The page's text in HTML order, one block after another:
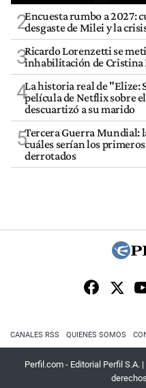
2Encuesta rumbo a 2027:
desgaste de Milei y la
3Ricardo Lorenzetti se
inhabilitación de
4La historia real de "Elize:
película de Netflix sobre
descuartizó a su marido
5Tercera Guerra Mundial:
cuáles serían los
derrotados
CANALES RSS QUIENES SOMOS
Perfil.com - Editorial Perfil S.A.